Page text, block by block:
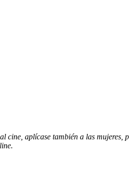
cine, aplícase también a las mujeres,